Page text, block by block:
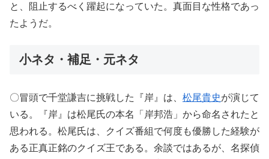
と、阻止するべく躍起になっていた。真面目な性格であっ
たようだ。
小ネタ・補足・元ネタ
〇冒頭で千堂謙吉に挑戦した『岸』は、 松尾貴史が演じて
いる。『岸』は松尾氏の本名「岸邦浩」から命名されたと
思われる。松尾氏は、クイズ番組で何度も優勝した経験が
ある正真正銘のクイズ王である。余談ではあるが、名探偵